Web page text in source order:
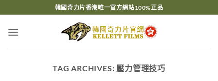
to
content
韓國奇力片香港唯一官方網站100%正品
TAG ARCHIVES: 壓力管理技巧